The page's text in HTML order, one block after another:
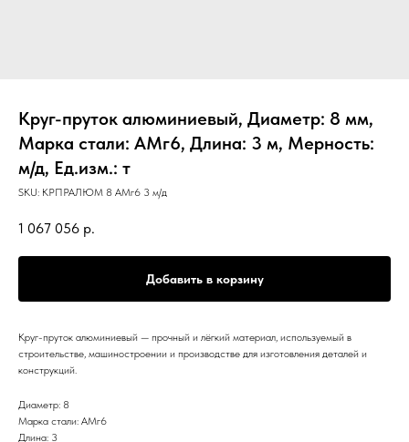
Круг-пруток алюминиевый, Диаметр: 8 мм,
Марка стали: АМг6, Длина: 3 м, Мерность:
м/д, Ед.изм.: т
SKU: КРПРАЛЮМ 8 АМг6 3 м/д
1 067 056 р.
Добавить в корзину
Круг-пруток алюминиевый — прочный и лёгкий материал, используемый в
строительстве, машиностроении и производстве для изготовления деталей и
конструкций.
Диаметр: 8
Марка стали: АМг6
Длина: 3